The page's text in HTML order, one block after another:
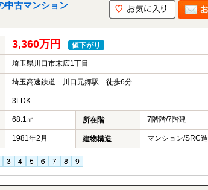
中古マンション
3,360万円 値下がり
埼玉県川口市末広1丁目
埼玉高速鉄道 川口元郷駅 徒歩6分
3LDK
68.1㎡ 所在階 7階階/7階建
1981年2月 建物構造 マンション/SRC造